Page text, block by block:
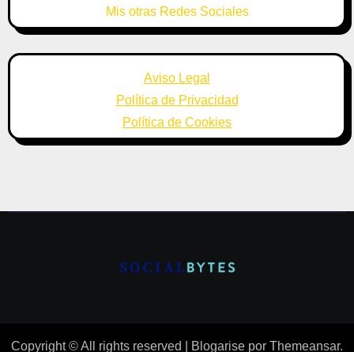
Mis otras Redes Sociales
Aviso Legal
Política de Privacidad
Política de Cookies
Copyright © All rights reserved Blogarise por Themeansar.